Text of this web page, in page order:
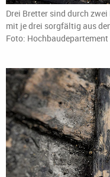
Drei Bretter sind durch
mit je drei sorgfältig aus
Foto: